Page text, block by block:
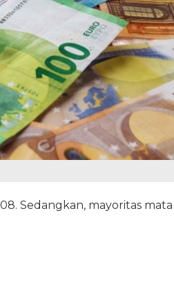
Sedangkan, mayoritas mata